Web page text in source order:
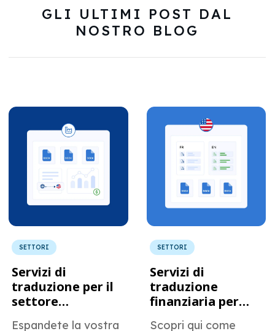
GLI ULTIMI POST DAL
NOSTRO BLOG
SETTORI
Servizi di
traduzione per il
settore
Espandete la vostra
SETTORI
Servizi di
traduzione
finanziaria per
aziende straniere
Scopri qui come